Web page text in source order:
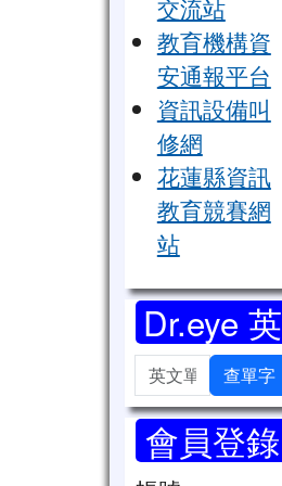
交流站
教育機構資
安通報平台
資訊設備叫
修網
花蓮縣資訊
教育競賽網
站
Dr.eye 英
漢字典
英文單字查單字
會員登錄